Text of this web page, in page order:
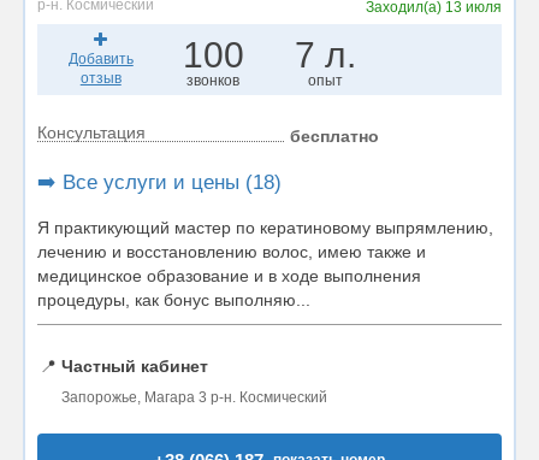
р-н. Космический Заходил(а) 13 июля
Добавить
отзыв
100
звонков
7 л.
опыт
Консультация бесплатно
➡️ Все услуги и цены (18)
Я практикующий мастер по кератиновому выпрямлению,
лечению и восстановлению волос, имею также и
медицинское образование и в ходе выполнения
процедуры, как бонус выполняю...
📍 Частный кабинет
Запорожье, Магара 3 р-н. Космический